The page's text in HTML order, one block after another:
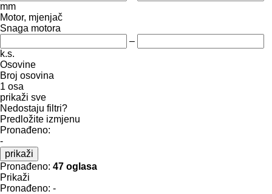
mm
Motor, mjenjač
Snaga motora
–
k.s.
Osovine
Broj osovina
1 osa
prikaži sve
Nedostaju filtri?
Predložite izmjenu
Pronađeno:
-
prikaži
Pronađeno: 47 oglasa
Prikaži
Pronađeno: -